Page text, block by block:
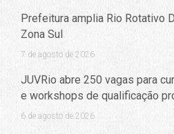
Prefeitura amplia Rio Rotativo
Zona Sul
7 de agosto de 2026
JUVRio abre 250 vagas para
e workshops de qualificação
6 de agosto de 2026